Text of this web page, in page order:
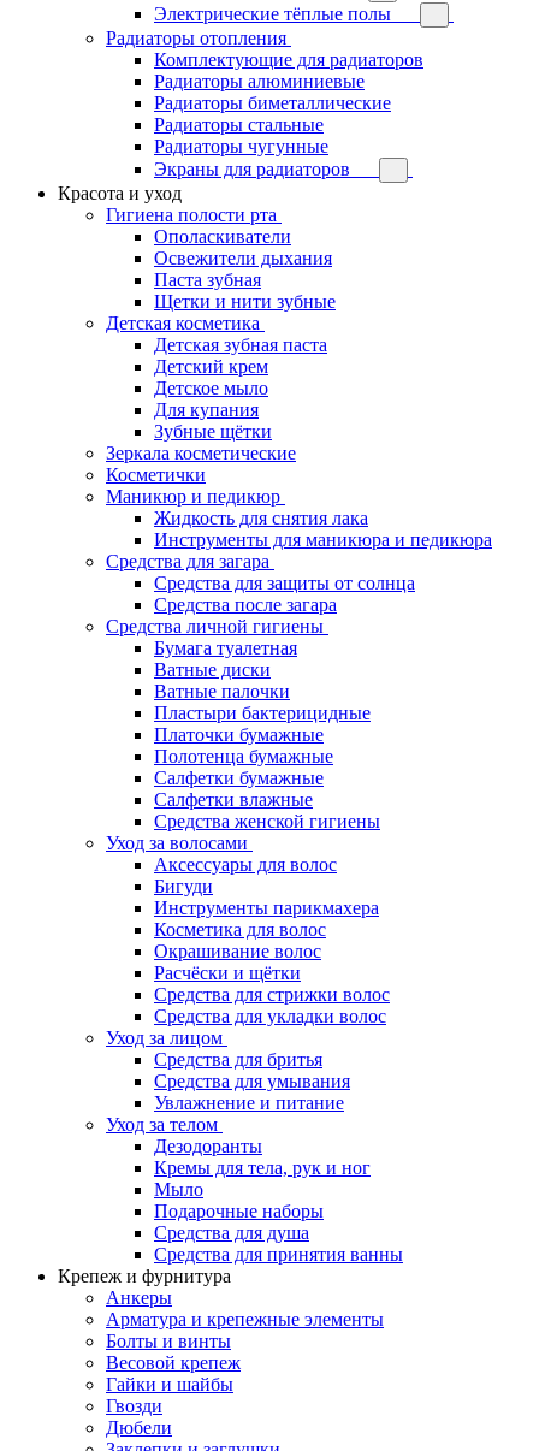
Электрические тёплые полы
Радиаторы отопления
Комплектующие для радиаторов
Радиаторы алюминиевые
Радиаторы биметаллические
Радиаторы стальные
Радиаторы чугунные
Экраны для радиаторов
Красота и уход
Гигиена полости рта
Ополаскиватели
Освежители дыхания
Паста зубная
Щетки и нити зубные
Детская косметика
Детская зубная паста
Детский крем
Детское мыло
Для купания
Зубные щётки
Зеркала косметические
Косметички
Маникюр и педикюр
Жидкость для снятия лака
Инструменты для маникюра и педикюра
Средства для загара
Средства для защиты от солнца
Средства после загара
Средства личной гигиены
Бумага туалетная
Ватные диски
Ватные палочки
Пластыри бактерицидные
Платочки бумажные
Полотенца бумажные
Салфетки бумажные
Салфетки влажные
Средства женской гигиены
Уход за волосами
Аксессуары для волос
Бигуди
Инструменты парикмахера
Косметика для волос
Окрашивание волос
Расчёски и щётки
Средства для стрижки волос
Средства для укладки волос
Уход за лицом
Средства для бритья
Средства для умывания
Увлажнение и питание
Уход за телом
Дезодоранты
Кремы для тела, рук и ног
Мыло
Подарочные наборы
Средства для душа
Средства для принятия ванны
Крепеж и фурнитура
Анкеры
Арматура и крепежные элементы
Болты и винты
Весовой крепеж
Гайки и шайбы
Гвозди
Дюбели